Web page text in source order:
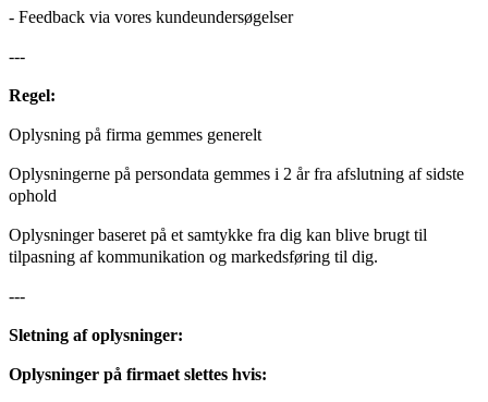
- Feedback via vores kundeundersøgelser
---
Regel:
Oplysning på firma gemmes generelt
Oplysningerne på persondata gemmes i 2 år fra afslutning af sidste
ophold
Oplysninger baseret på et samtykke fra dig kan blive brugt til
tilpasning af kommunikation og markedsføring til dig.
---
Sletning af oplysninger:
Oplysninger på firmaet slettes hvis: